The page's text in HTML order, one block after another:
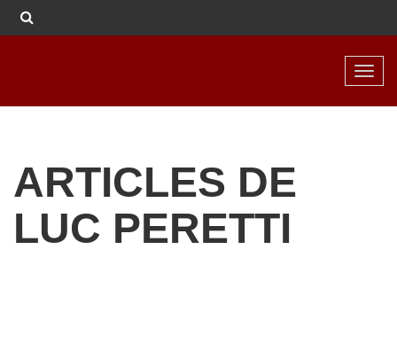
ARTICLES DE
LUC PERETTI